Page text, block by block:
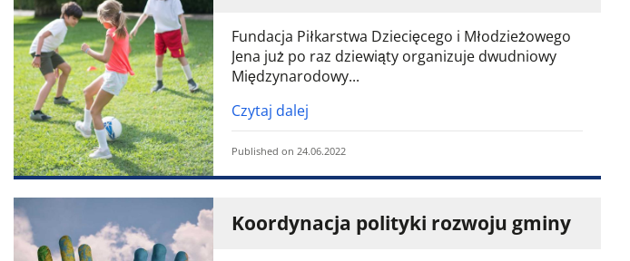
Fundacja Piłkarstwa Dziecięcego i Młodzieżowego
Jena już po raz dziewiąty organizuje dwudniowy
Międzynarodowy...
Czytaj dalej
Published on 24.06.2022
Koordynacja polityki rozwoju gminy